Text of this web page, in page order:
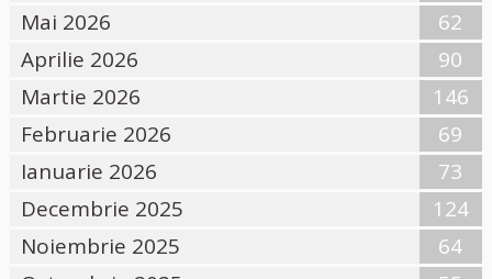
Mai 2026
62
Aprilie 2026
90
Martie 2026
146
Februarie 2026
69
Ianuarie 2026
73
Decembrie 2025
124
Noiembrie 2025
64